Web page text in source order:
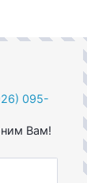
095-
Вам!